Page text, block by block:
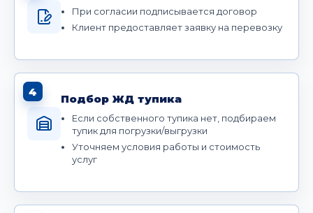
При согласии подписывается договор
Клиент предоставляет заявку на перевозку
4
Подбор ЖД тупика
Если собственного тупика нет, подбираем
тупик для погрузки/выгрузки
Уточняем условия работы и стоимость
услуг